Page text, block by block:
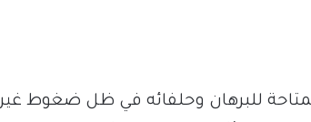
للبرهان وحلفائه في ظل ضغوط غير